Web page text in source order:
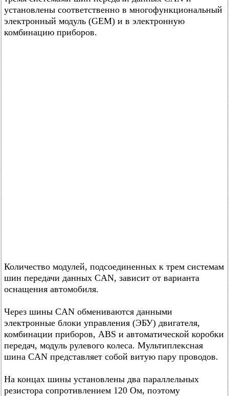
установлены соответственно в многофункциональный
электронный модуль (GEM) и в электронную
комбинацию приборов.
Количество модулей, подсоединенных к трем системам
шин передачи данных CAN, зависит от варианта
оснащения автомобиля.
Через шины СAN обмениваются данными
электронные блоки управления (ЭБУ) двигателя,
комбинации приборов, ABS и автоматической коробки
передач, модуль рулевого колеса. Мультиплексная
шина CAN представляет собой витую пару проводов.
На концах шины установлены два параллельных
резистора сопротивлением 120 Ом, поэтому